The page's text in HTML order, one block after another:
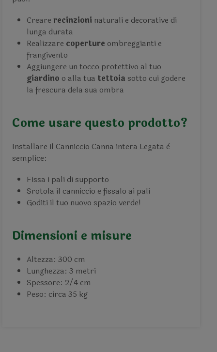
Creare recinzioni naturali e decorative di
lunga durata
Realizzare coperture ombreggianti e
frangivento
Aggiungere un tocco protettivo al tuo
giardino o alla tua tettoia sotto cui godere
la frescura dela sua ombra
Come usare questo prodotto?
Installare il Canniccio Canna intera Legata è
semplice:
Fissa i pali di supporto
Srotola il canniccio e fissalo ai pali
Goditi il tuo nuovo spazio verde!
Dimensioni e misure
Altezza: 300 cm
Lunghezza: 3 metri
Spessore: 2/4 cm
Peso: circa 35 kg